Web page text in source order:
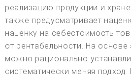
реализацию продукции и
также предусматривает
наценку на себестоимость
от рентабельности. На основе
можно рационально
систематически меняя